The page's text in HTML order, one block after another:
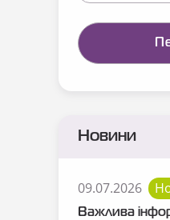
Новини
09.07.2026
Важлива